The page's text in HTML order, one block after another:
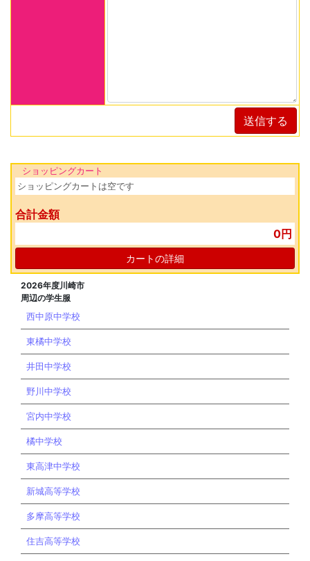
送信する
ショッピングカート
ショッピングカートは空です
合計金額
0円
カートの詳細
2026年度川崎市
周辺の学生服
西中原中学校
東橘中学校
井田中学校
野川中学校
宮内中学校
橘中学校
東高津中学校
新城高等学校
多摩高等学校
住吉高等学校